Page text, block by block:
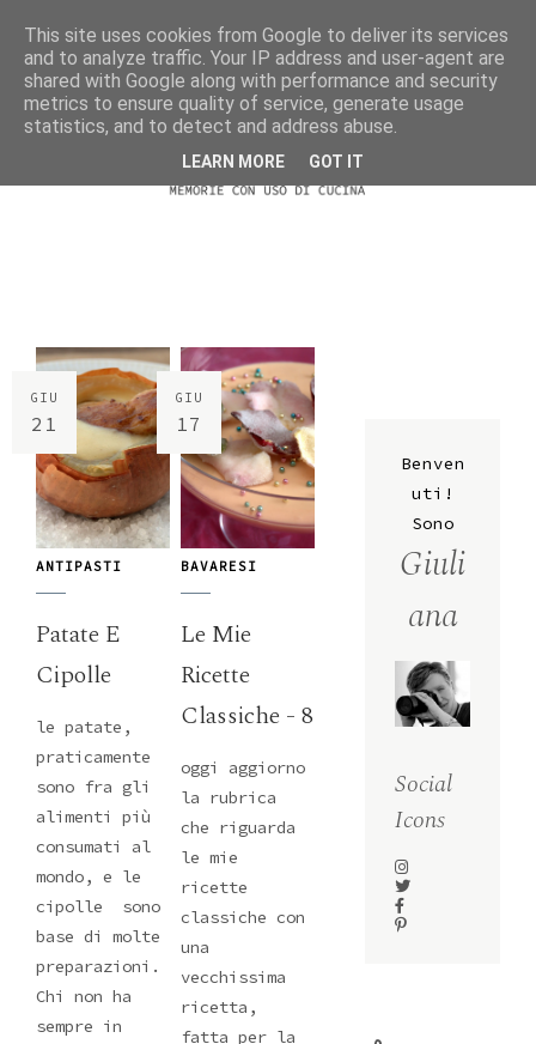
GIU
21
ANTIPASTI
Patate E
Cipolle
le patate,
praticamente
sono fra gli
alimenti più
consumati al
mondo, e le
cipolle sono
base di molte
preparazioni.
Chi non ha
sempre in
GIU
17
BAVARESI
Le Mie
Ricette
Classiche - 8
oggi aggiorno
la rubrica
che riguarda
le mie
ricette
classiche con
una
vecchissima
ricetta,
fatta per la
Benven
uti!
Sono
Giuli
ana
Social
Icons
This site uses cookies from Google to deliver its services
and to analyze traffic. Your IP address and user-agent are
shared with Google along with performance and security
metrics to ensure quality of service, generate usage
statistics, and to detect and address abuse.
LEARN MORE GOT IT